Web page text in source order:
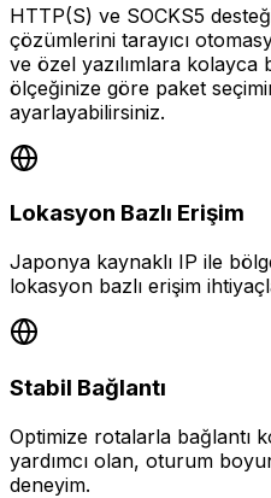
HTTP(S) ve SOCKS5
çözümlerini tarayıcı
ve özel yazılımlara kolayca
ölçeğinize göre paket
ayarlayabilirsiniz.
Lokasyon Bazlı Erişim
Japonya kaynaklı IP ile
lokasyon bazlı erişim
Stabil Bağlantı
Optimize rotalarla bağlantı
yardımcı olan, oturum
deneyim.